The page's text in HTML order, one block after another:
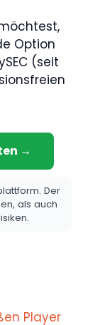
Option
(seit
→
Der
als auch
Player